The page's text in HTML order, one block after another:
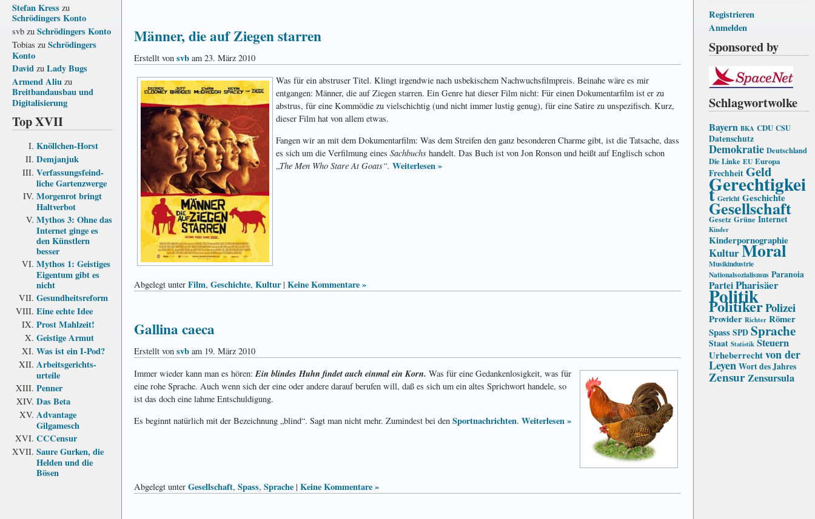
Stefan Kress zu
Schrödingers Konto
svb zu Schrödingers Konto
Tobias zu Schrödingers
Konto
David zu Lady Bugs
Armend Aliu zu
Breitbandausbau und
Digitalisierung
Top XVII
Knöllchen-Horst
Demjanjuk
Verfassungs­feind­
liche Garten­zwerge
Morgenrot bringt
Haltverbot
Mythos 3: Ohne das
Internet ginge es
den Künstlern
besser
Mythos 1: Geistiges
Eigentum gibt es
nicht
Gesundheits­reform
Eine echte Idee
Prost Mahlzeit!
Geistige Armut
Was ist ein I-Pod?
Arbeits­gerichts­
urteile
Penner
Das Beta
Advantage
Gilgamesch
CCCensur
Saure Gurken, die
Helden und die
Bösen
Registrieren
Anmelden
Sponsored by
Schlagwortwolke
Bayern BKA CDU CSU
Datenschutz
Demokratie Deutschland
Die Linke EU Europa
Frechheit Geld
Gerechtigkei
t Gericht Geschichte
Gesellschaft
Gesetz Grüne Internet
Kinder
Kinderpornographie
KulturMoral
Musikindustrie
Nationalsozialismus Paranoia
ParteiPharisäer
Politik
PolitikerPolizei
Provider Richter Römer
Spass SPD Sprache
Staat Statistik Steuern
Urheberrechtvon der
Leyen Wort des Jahres
ZensurZensursula
Männer, die auf Ziegen starren
Erstellt von svb am 23. März 2010
Was für ein abstruser Titel. Klingt irgendwie nach usbekischem Nach­wuchs­film­preis. Beinahe wäre es mir
entgangen: Männer, die auf Ziegen starren. Ein Genre hat dieser Film nicht: Für einen Dokumentar­film ist er zu
abstrus, für eine Kommödie zu viel­schichtig (und nicht immer lustig genug), für eine Satire zu unspezifisch. Kurz,
dieser Film hat von allem etwas.
Fangen wir an mit dem Dokumentar­film: Was dem Streifen den ganz besonderen Charme gibt, ist die Tatsache, dass
es sich um die Verfilmung eines Sachbuchs handelt. Das Buch ist von Jon Ronson und heißt auf Englisch schon
„The Men Who Stare At Goats“. Weiterlesen »
Abgelegt unter Film, Geschichte, Kultur| Keine Kommentare »
Gallina caeca
Erstellt von svb am 19. März 2010
Immer wieder kann man es hören:Ein blindes Huhn findet auch einmal ein Korn. Was für eine Gedankenlosigkeit, was für
eine rohe Sprache. Auch wenn sich der eine oder andere darauf berufen will, daß es sich um ein altes Sprichwort handele, so
ist das doch eine lahme Entschuldigung.
Es beginnt natürlich mit der Bezeichnung „blind“. Sagt man nicht mehr. Zumindest bei den Sport­nach­richten. Weiterlesen »
Abgelegt unter Gesellschaft, Spass, Sprache | Keine Kommentare »